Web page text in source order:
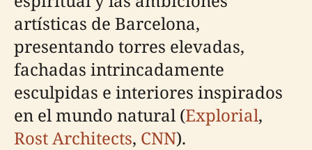
artísticas de Barcelona,
presentando torres elevadas,
fachadas intrincadamente
esculpidas e interiores inspirados
en el mundo natural (Explorial,
Rost Architects, CNN).